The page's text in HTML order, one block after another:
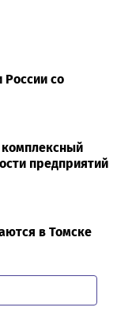
России со
предприятий
в Томске